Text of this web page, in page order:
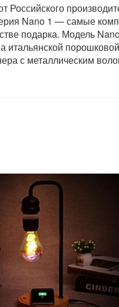
Российского
Nano 1 — самые
подарка. Модель
итальянской
с металлическим